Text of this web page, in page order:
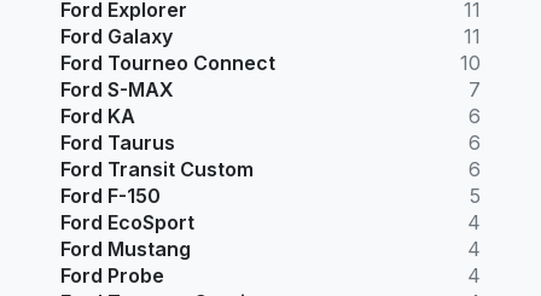
Ford Explorer
11
Ford Galaxy
11
Ford Tourneo Connect
10
Ford S-MAX
7
Ford KA
6
Ford Taurus
6
Ford Transit Custom
6
Ford F-150
5
Ford EcoSport
4
Ford Mustang
4
Ford Probe
4